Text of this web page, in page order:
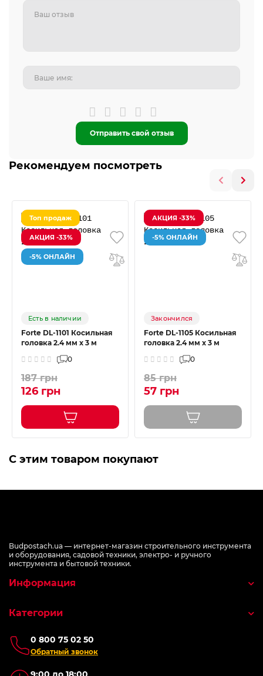
Отправить свой отзыв
Рекомендуем посмотреть
Топ продаж
АКЦИЯ -33%
-5% ОНЛАЙН
Есть в наличии
Forte DL-1101 Косильная
головка 2.4 мм х 3 м
0
187 грн
126 грн
АКЦИЯ -33%
-5% ОНЛАЙН
Закончился
Forte DL-1105 Косильная
головка 2.4 мм х 3 м
0
85 грн
57 грн
С этим товаром покупают
Budpostach.ua — интернет-магазин строительного инструмента
и оборудования, садовой техники, электро- и ручного
инструмента и бытовой техники.
0 800 75 02 50
Обратный звонок
Информация
Категории